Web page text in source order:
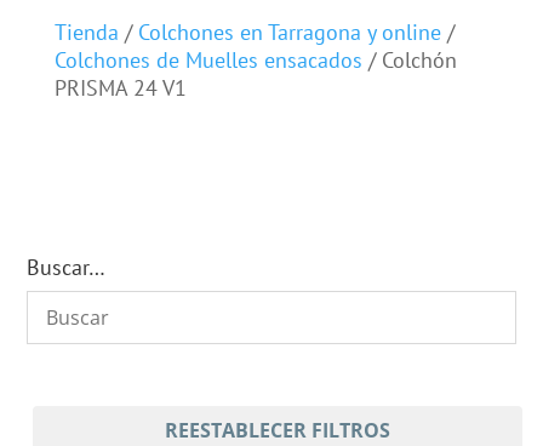
Tienda / Colchones en Tarragona y online/
Colchones de Muelles ensacados / Colchón
PRISMA 24 V1
Buscar…
REESTABLECER FILTROS